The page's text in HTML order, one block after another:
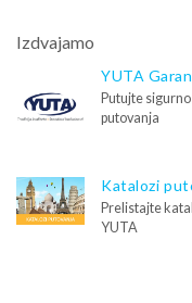
Izdvajamo
YUTA
Putujte
putovanja
Katalozi
Prelistajte
YUTA